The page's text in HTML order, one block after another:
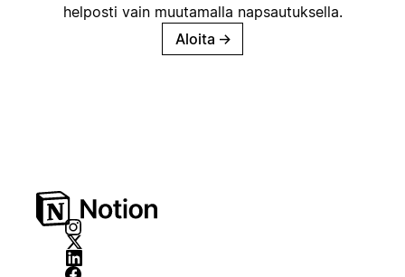
helposti vain muutamalla napsautuksella.
Aloita →